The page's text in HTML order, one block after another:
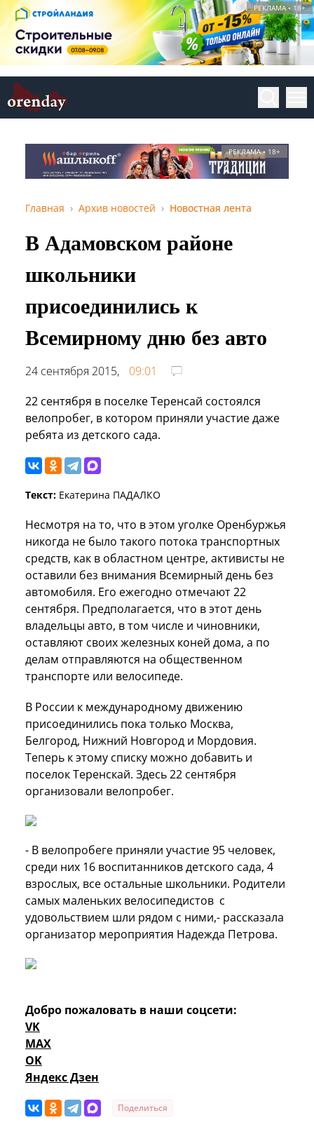
РЕКЛАМА • 18+
РЕКЛАМА • 18+
Главная Архив новостей Новостная лента
В Адамовском районе
школьники
присоединились к
Всемирному дню без авто
24 сентября 2015,
09:01
22 сентября в поселке Теренсай состоялся
велопробег, в котором приняли участие даже
ребята из детского сада.
Текст: Екатерина ПАДАЛКО
Несмотря на то, что в этом уголке Оренбуржья
никогда не было такого потока транспортных
средств, как в областном центре, активисты не
оставили без внимания Всемирный день без
автомобиля. Его ежегодно отмечают 22
сентября. Предполагается, что в этот день
владельцы авто, в том числе и чиновники,
оставляют своих железных коней дома, а по
делам отправляются на общественном
транспорте или велосипеде.
В России к международному движению
присоединились пока только Москва,
Белгород, Нижний Новгород и Мордовия.
Теперь к этому списку можно добавить и
поселок Теренскай. Здесь 22 сентября
организовали велопробег.
- В велопробеге приняли участие 95 человек,
среди них 16 воспитанников детского сада, 4
взрослых, все остальные школьники. Родители
самых маленьких велосипедистов с
удовольствием шли рядом с ними,- рассказала
организатор мероприятия Надежда Петрова.
Добро пожаловать в наши соцсети:
VK
MAX
OK
Яндекс Дзен
Поделиться